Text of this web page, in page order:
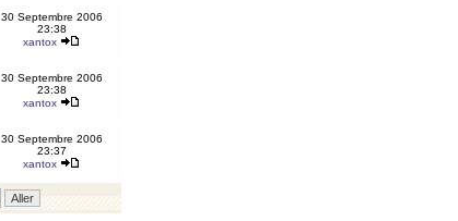
30 Septembre 2006
23:38
xantox
30 Septembre 2006
23:38
xantox
30 Septembre 2006
23:37
xantox